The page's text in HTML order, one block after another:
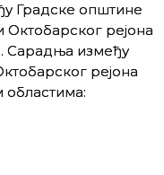
Градске oпштине
рејона
Сарадња између
рејона
областима: